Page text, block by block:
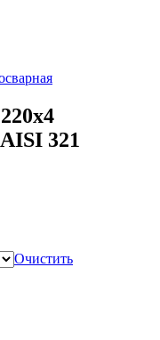
321
Очистить